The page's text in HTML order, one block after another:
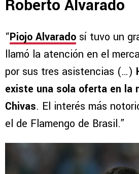
Roberto Alvarado
“Piojo Alvarado sí tuvo un
llamó la atención en el
por sus tres asistencias (…)
existe una sola oferta en la
Chivas. El interés más
el de Flamengo de Brasil.”